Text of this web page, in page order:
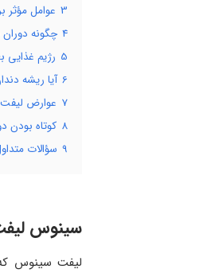
3 عوامل مؤثر بر
4 چگونه دوران
5 رژیم غذایی
6 آیا ریشه
7 عوارض لیفت سینوس
8 کوتاه بودن
9 سؤالات
سینوس
لیفت سینوس